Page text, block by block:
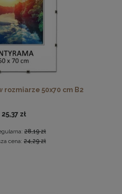
na zdjęcia, obrazy w rozmiarze
44,99 zł
KOSZYKA
rozmiarze 50x70 cm B2
25,37 zł
28,19 zł
cena: 24,29 zł